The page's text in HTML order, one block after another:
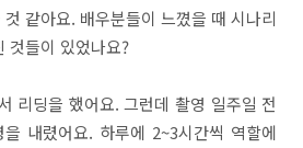
것 같아요. 배우분들이 느꼈을 때 시나리
것들이 있었나요?
리딩을 했어요.그런데 촬영 일주일 전
을 내렸어요. 하루에 2~3시간씩 역할에